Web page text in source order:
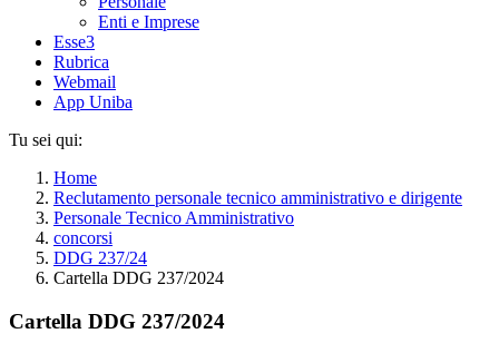
Enti e Imprese
Esse3
Rubrica
Webmail
App Uniba
Tu sei qui:
Home
Reclutamento personale tecnico amministrativo e dirigente
Personale Tecnico Amministrativo
concorsi
DDG 237/24
Cartella DDG 237/2024
Cartella DDG 237/2024